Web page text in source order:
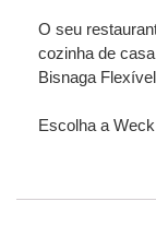
O seu
cozinha de
Bisnaga
Escolha a